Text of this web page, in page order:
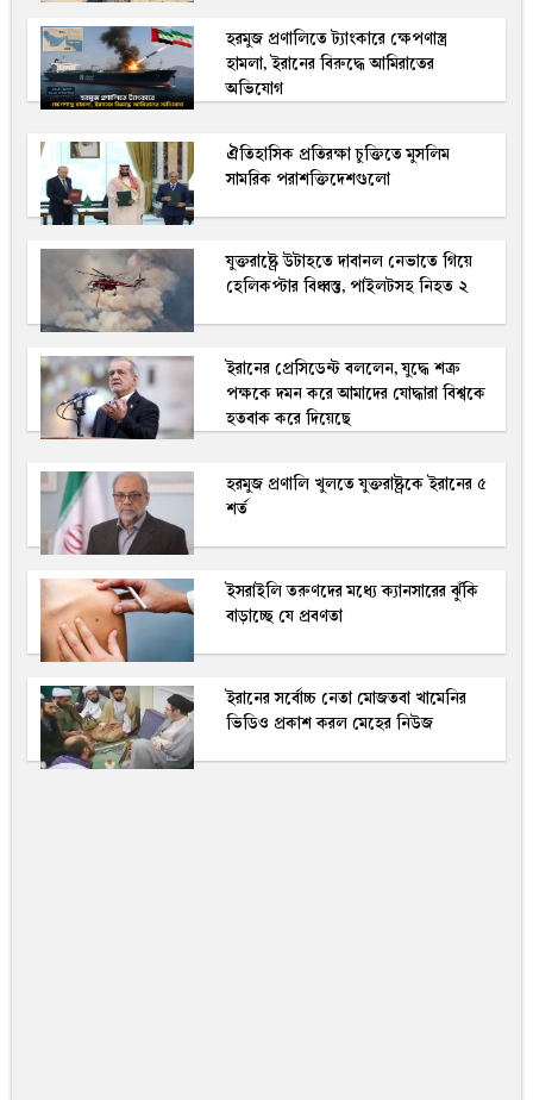
হরমুজ প্রণালিতে ট্যাংকারে ক্ষেপণাস্ত্র
হামলা, ইরানের বিরুদ্ধে আমিরাতের
অভিযোগ
ঐতিহাসিক প্রতিরক্ষা চুক্তিতে মুসলিম
সামরিক পরাশক্তিদেশগুলো
যুক্তরাষ্ট্রে উটাহতে দাবানল নেভাতে গিয়ে
হেলিকপ্টার বিধ্বস্ত, পাইলটসহ নিহত ২
ইরা‌নের প্রেসি‌ডেন্ট বল‌লেন, যু‌দ্ধে শত্রু
পক্ষ‌কে দমন ক‌রে আমাদের যোদ্ধারা বিশ্বকে
হতবাক করে দিয়েছে
হরমুজ প্রণালি খুলতে যুক্তরাষ্ট্রকে ইরানের ৫
শর্ত
ইসরাইলি তরুণদের মধ্যে ক্যানসারের ঝুঁকি
বাড়াচ্ছে যে প্রবণতা
ইরানের সর্বোচ্চ নেতা মোজতবা খামেনির
ভিডিও প্রকাশ করল মেহের নিউজ